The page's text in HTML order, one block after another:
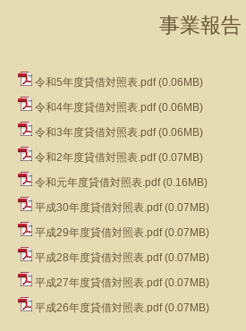
事業報告
令和5年度貸借対照表.pdf (0.06MB)
令和4年度貸借対照表.pdf (0.06MB)
令和3年度貸借対照表.pdf (0.06MB)
令和2年度貸借対照表.pdf (0.07MB)
令和元年度貸借対照表.pdf (0.16MB)
平成30年度貸借対照表.pdf (0.07MB)
平成29年度貸借対照表.pdf (0.07MB)
平成28年度貸借対照表.pdf (0.07MB)
平成27年度貸借対照表.pdf (0.07MB)
平成26年度貸借対照表.pdf (0.07MB)